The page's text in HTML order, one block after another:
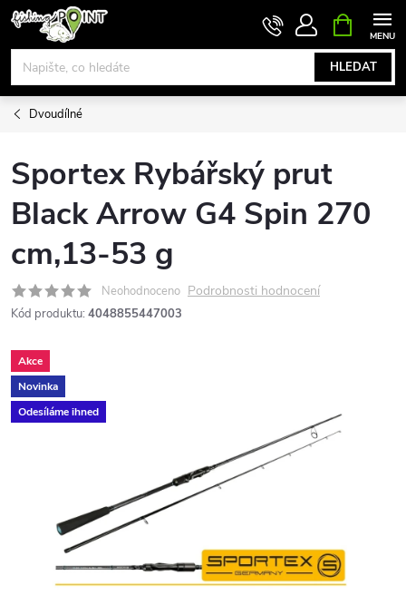
Přejít
obsah
HLEDAT
NÁKUPNÍ
KOŠÍK
Dvoudílné
Sportex Rybářský prut
Black Arrow G4 Spin 270
cm,13-53 g
Neohodnoceno Podrobnosti hodnocení
Kód produktu: 4048855447003
Akce
Novinka
Odesíláme ihned